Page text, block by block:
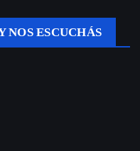
NOS ESCUCHÁS